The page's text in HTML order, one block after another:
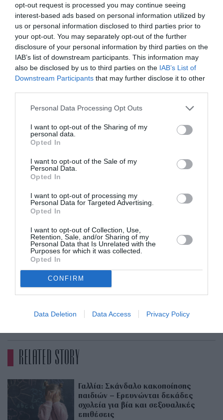
opt-out request is processed you may continue seeing
interest-based ads based on personal information utilized by
us or personal information disclosed to third parties prior to
your opt-out. You may separately opt-out of the further
disclosure of your personal information by third parties on the
IAB’s list of downstream participants. This information may
also be disclosed by us to third parties on the IAB’s List of
Downstream Participants that may further disclose it to other
Personal Data Processing Opt Outs
I want to opt-out of the Sharing of my
personal data.
Opted In
I want to opt-out of the Sale of my
Personal Data.
Opted In
I want to opt-out of processing my
Personal Data for Targeted Advertising.
Opted In
I want to opt-out of Collection, Use,
Retention, Sale, and/or Sharing of my
Personal Data that Is Unrelated with the
Purposes for which it was collected.
Opted In
CONFIRM
Data Deletion Data Access Privacy Policy
Πώς θα εφαρμοστεί το πρόγραμμα
Η διάθεση προφυλακτικών εντάσσεταιστο
πλαίσιο του δωρεάν ελέγχουτων γεννήσεων
σε όλες τις γυναίκες κάτω των 25 ετών φέτος,
έλεγχο των γεννήσεων για τις γυναίκες κάτω
διατηρήσουν την πρόσβαση στην αντισύλληψη,
ιδιαίτερα σε περιπτώσεις που δεν μπορούν να το
αντέξουν οικονομικά.
εθνικό σύστημα υγειονομικής περίθαλψης στη
Γαλλία, εάν υπάρξει συνταγογράφηση από
γιατρό ή μαία. Κι αυτό για να υπάρξει
περιορισμός της εξάπλωσης του AIDS και άλλων
σεξουαλικά μεταδιδόμενων νοσημάτων. Από τη
νέα χρονιά οι δικαιούχοι θα μπορούν να τα
παραλαμβάνουν δωρεάν από τα φαρμακεία.
ADVERTISEMENT - CONTINUE READING BELOW
RELATED STORY
Γαλλία: Σκάνδαλο κακοποίησης
παιδιών – Ερευνώνται δεκάδες
σχολεία για βία και σεξουαλικές
επιθέσεις